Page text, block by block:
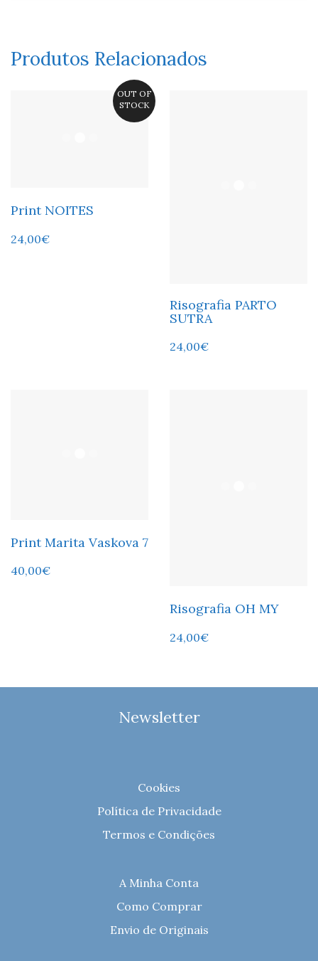
Produtos Relacionados
OUT OF
STOCK
Print NOITES
24,00€
Risografia PARTO
SUTRA
24,00€
Print Marita Vaskova 7
40,00€
Risografia OH MY
24,00€
Newsletter
Cookies
Política de Privacidade
Termos e Condições
A Minha Conta
Como Comprar
Envio de Originais